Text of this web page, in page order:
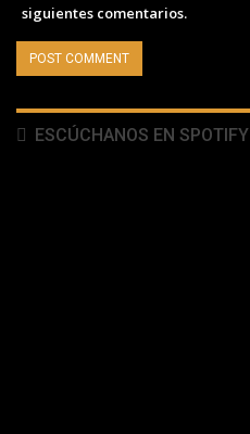
siguientes comentarios.
ESCÚCHANOS EN SPOTIFY